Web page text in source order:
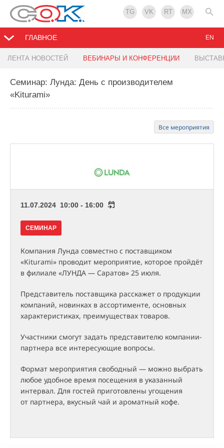
TG VK RT MX
ГЛАВНОЕ
ЛЕНТА НОВОСТЕЙ ВЕБИНАРЫ И КОНФЕРЕНЦИИ
EN
Семинар: Лунда: День с производителем
«Kiturami»
Все мероприятия
11.07.2024 10:00 - 16:00
СЕМИНАР
Компания Лунда совместно с поставщиком
«Kiturami» проводит мероприятие, которое пройдёт
в филиале «ЛУНДА — Саратов» 25 июля.
Представитель поставщика расскажет о продукции
компаний, новинках в ассортименте, основных
характеристиках, преимуществах товаров.
Участники смогут задать представителю компании-
партнера все интересующие вопросы.
Формат мероприятия свободный — можно выбрать
любое удобное время посещения в указанный
интервал. Для гостей приготовлены угощения
от партнера, вкусный чай и ароматный кофе.